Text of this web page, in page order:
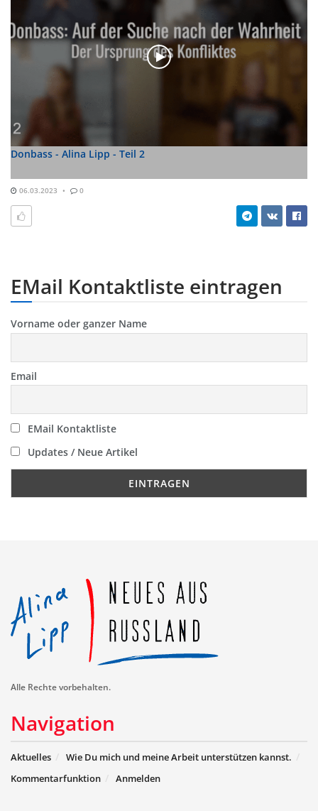
Donbass - Alina Lipp - Teil 2
06.03.2023 0
EMail Kontaktliste eintragen
Vorname oder ganzer Name
Email
EMail Kontaktliste
Updates / Neue Artikel
Alle Rechte vorbehalten.
Navigation
Aktuelles
Wie Du mich und meine Arbeit unterstützen kannst.
Kommentarfunktion
Anmelden